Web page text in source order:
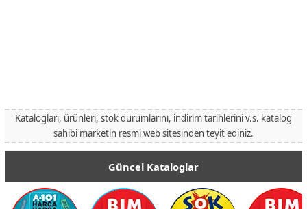
Katalogları, ürünleri, stok durumlarını, indirim tarihlerini v.s. katalog
sahibi marketin resmi web sitesinden teyit ediniz.
Güncel Kataloglar